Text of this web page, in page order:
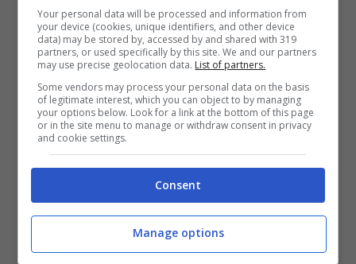
onde, fermarsi a guardare il movimento
della risacca, camminare a piedi scalzi
induce una sensazione di rilassatezza e di
piacevolezza.
Se siete stressati, se non ne potete più
degli impegni, del lavoro, delle scadenze,
prendete la macchina e andate su una
spiaggia. Camminate a piedi nudi e
bagnateveli – stagione permettendo – già
solo questo vi allevierà il carico di ansia
Your personal data will be processed and information from
your device (cookies, unique identifiers, and other device
data) may be stored by, accessed by and shared with 319
partners, or used specifically by this site. We and our partners
may use precise geolocation data. List of partners.
Some vendors may process your personal data on the basis
of legitimate interest, which you can object to by managing
your options below. Look for a link at the bottom of this page
or in the site menu to manage or withdraw consent in privacy
and cookie settings.
Consent
Manage options